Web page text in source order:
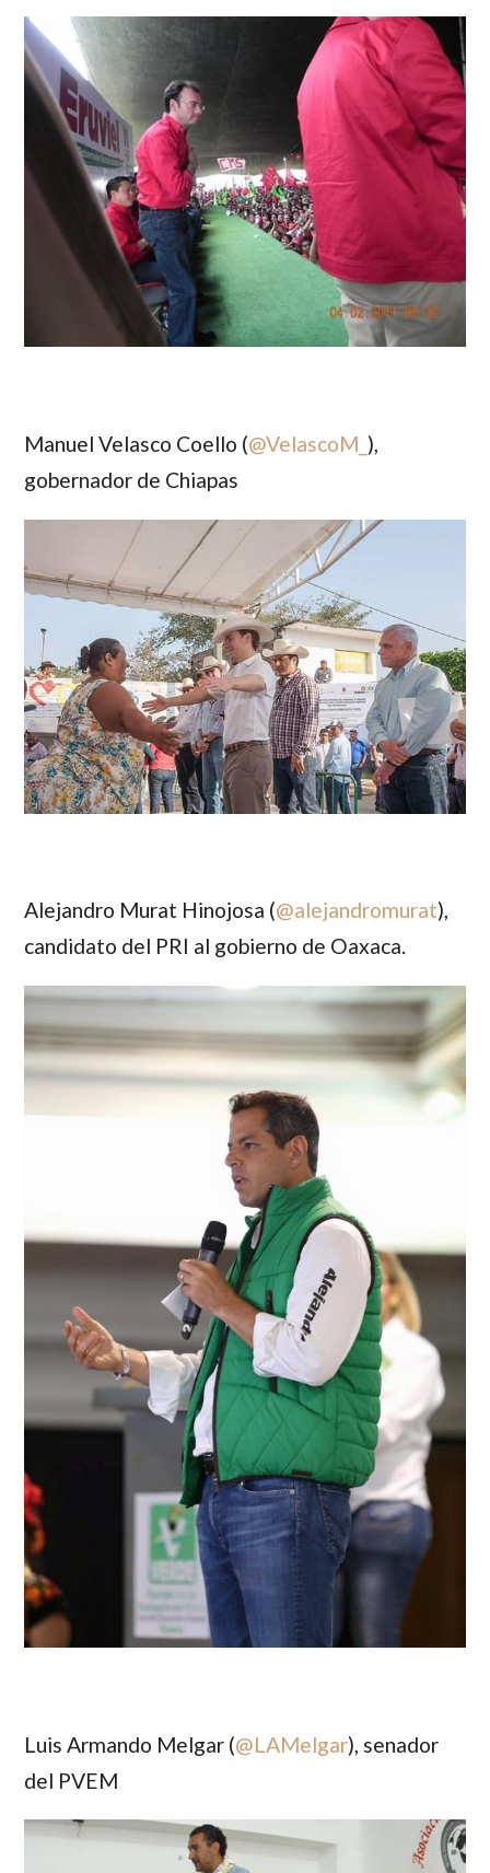
Manuel Velasco Coello (@VelascoM_ ),
gobernador de Chiapas
Alejandro Murat Hinojosa (@alejandromurat),
candidato del PRI al gobierno de Oaxaca.
Luis Armando Melgar (@LAMelgar), senador
del PVEM